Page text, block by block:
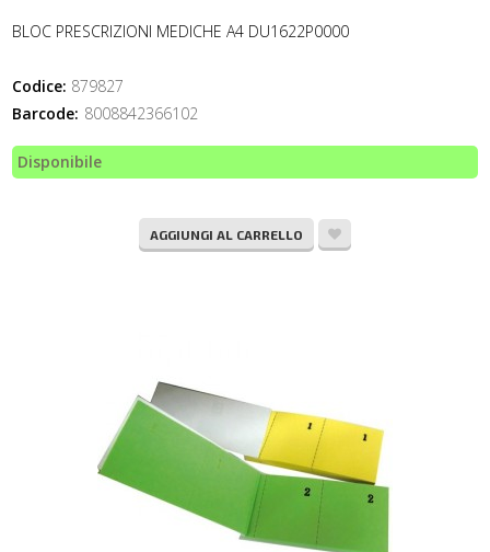
BLOC PRESCRIZIONI MEDICHE A4 DU1622P0000
Codice: 879827
Barcode: 8008842366102
Disponibile
AGGIUNGI AL CARRELLO